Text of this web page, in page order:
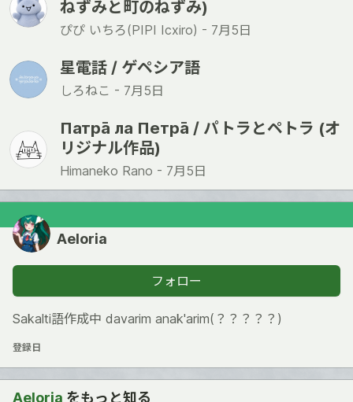
ねずみと町のねずみ)
ぴぴ いちろ(PIPI Icxiro) - 7月5日
星電話 / ゲペシア語
しろねこ - 7月5日
Патра̄ ла Петра̄ / パトラとペトラ (オ
リジナル作品)
Himaneko Rano - 7月5日
Aeloria
フォロー
Sakalti語作成中 davarim anak'arim(？？？？？)
登録日
Aeloria をもっと知る